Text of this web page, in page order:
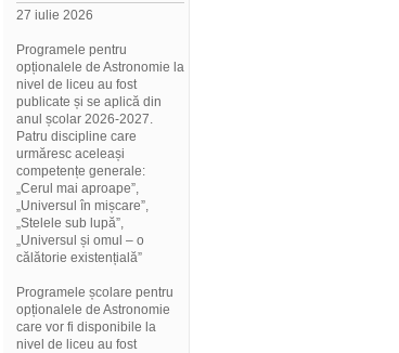
27 iulie 2026
Programele pentru
opționalele de Astronomie la
nivel de liceu au fost
publicate și se aplică din
anul școlar 2026-2027.
Patru discipline care
urmăresc aceleași
competențe generale:
„Cerul mai aproape”,
„Universul în mișcare”,
„Stelele sub lupă”,
„Universul și omul – o
călătorie existențială”
Programele școlare pentru
opționalele de Astronomie
care vor fi disponibile la
nivel de liceu au fost